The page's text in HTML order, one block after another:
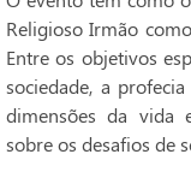
Religioso Irmão
Entre os objetivos
sociedade, a
dimensões da vida
sobre os desafios de